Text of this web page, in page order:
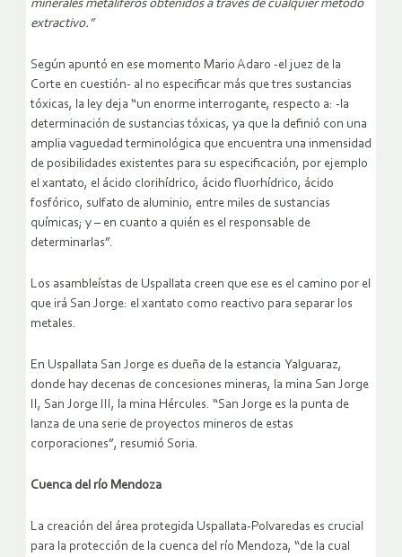
minerales metalíferos obtenidos a través de cualquier método
extractivo.”
Según apuntó en ese momento Mario Adaro -el juez de la
Corte en cuestión- al no especificar más que tres sustancias
tóxicas, la ley deja “un enorme interrogante, respecto a: -la
determinación de sustancias tóxicas, ya que la definió con una
amplia vaguedad terminológica que encuentra una inmensidad
de posibilidades existentes para su especificación, por ejemplo
el xantato, el ácido clorihídrico, ácido fluorhídrico, ácido
fosfórico, sulfato de aluminio, entre miles de sustancias
químicas; y – en cuanto a quién es el responsable de
determinarlas”.
Los asambleístas de Uspallata creen que ese es el camino por el
que irá San Jorge: el xantato como reactivo para separar los
metales.
En Uspallata San Jorge es dueña de la estancia Yalguaraz,
donde hay decenas de concesiones mineras, la mina San Jorge
II, San Jorge III, la mina Hércules. “San Jorge es la punta de
lanza de una serie de proyectos mineros de estas
corporaciones”, resumió Soria.
Cuenca del río Mendoza
La creación del área protegida Uspallata-Polvaredas es crucial
para la protección de la cuenca del río Mendoza, “de la cual